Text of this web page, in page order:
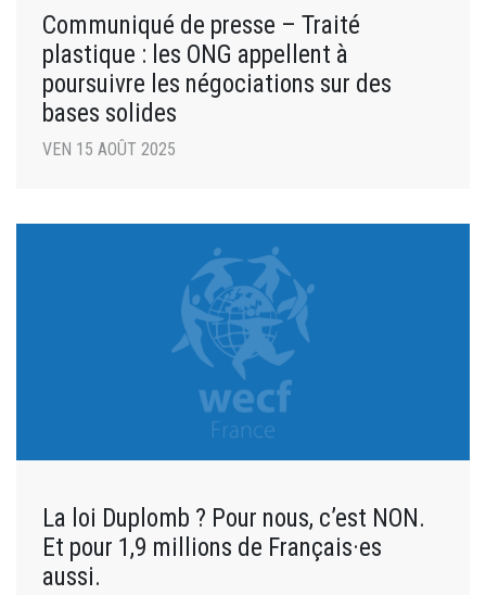
Communiqué de presse – Traité
plastique : les ONG appellent à
poursuivre les négociations sur des
bases solides
VEN 15 AOÛT 2025
La loi Duplomb ? Pour nous, c’est NON.
Et pour 1,9 millions de Français·es
aussi.